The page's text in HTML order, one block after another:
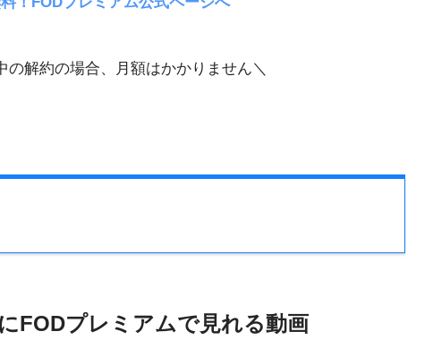
の解約の場合、月額はかかりません＼
FODプレミアムで見れる動画